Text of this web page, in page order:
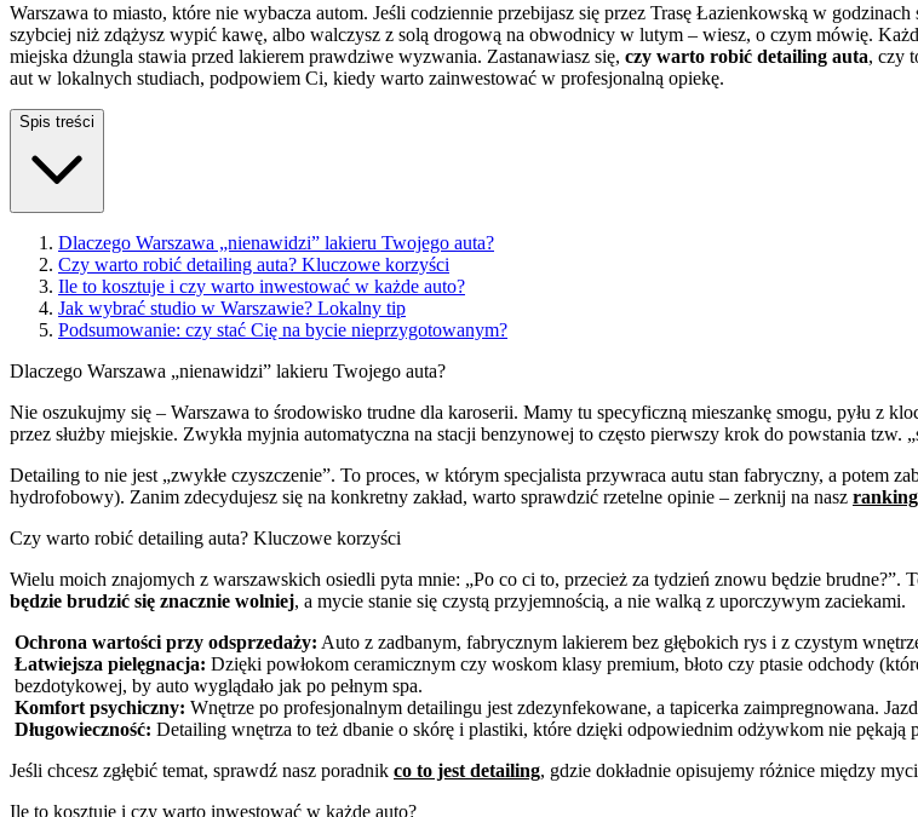
Warszawa to miasto, które nie wybacza autom. Jeśli codziennie przebijasz się przez Trasę Łazienkowską w
szybciej niż zdążysz wypić kawę, albo walczysz z solą drogową na obwodnicy w lutym – wiesz, o czym mówię.
miejska dżungla stawia przed lakierem prawdziwe wyzwania. Zastanawiasz się, czy warto robić detailing auta, czy
aut w lokalnych studiach, podpowiem Ci, kiedy warto zainwestować w profesjonalną opiekę.
Spis treści
Dlaczego Warszawa „nienawidzi” lakieru Twojego auta?
Czy warto robić detailing auta? Kluczowe korzyści
Ile to kosztuje i czy warto inwestować w każde auto?
Jak wybrać studio w Warszawie? Lokalny tip
Podsumowanie: czy stać Cię na bycie nieprzygotowanym?
Dlaczego Warszawa „nienawidzi” lakieru Twojego auta?
Nie oszukujmy się – Warszawa to środowisko trudne dla karoserii. Mamy tu specyficzną mieszankę smogu, pyłu z
przez służby miejskie. Zwykła myjnia automatyczna na stacji benzynowej to często pierwszy krok do powstania
Detailing to nie jest „zwykłe czyszczenie”. To proces, w którym specjalista przywraca autu stan fabryczny, a potem
hydrofobowy). Zanim zdecydujesz się na konkretny zakład, warto sprawdzić rzetelne opinie – zerknij na nasz
Czy warto robić detailing auta? Kluczowe korzyści
Wielu moich znajomych z warszawskich osiedli pyta mnie: „Po co ci to, przecież za tydzień znowu będzie brudne?”.
będzie brudzić się znacznie wolniej, a mycie stanie się czystą przyjemnością, a nie walką z uporczywym zaciekami.
Ochrona wartości przy odsprzedaży: Auto z zadbanym, fabrycznym lakierem bez głębokich rys i z czystym
Łatwiejsza pielęgnacja: Dzięki powłokom ceramicznym czy woskom klasy premium, błoto czy ptasie odchody
bezdotykowej, by auto wyglądało jak po pełnym spa.
Komfort psychiczny: Wnętrze po profesjonalnym detailingu jest zdezynfekowane, a tapicerka zaimpregnowana.
Długowieczność: Detailing wnętrza to też dbanie o skórę i plastiki, które dzięki odpowiednim odżywkom nie pękają
Jeśli chcesz zgłębić temat, sprawdź nasz poradnik co to jest detailing, gdzie dokładnie opisujemy różnice między
Ile to kosztuje i czy warto inwestować w każde auto?